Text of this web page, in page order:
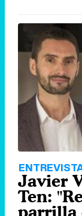
Javier
Ten:
parrilla